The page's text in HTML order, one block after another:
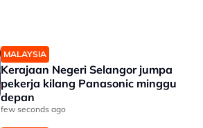
MALAYSIA
Kerajaan Negeri Selangor jumpa
pekerja kilang Panasonic minggu
depan
few seconds ago